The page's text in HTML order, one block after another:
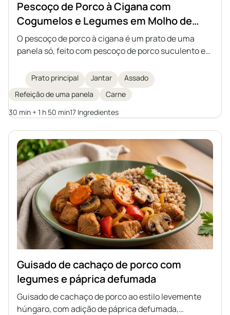
Pescoço de Porco à Cigana com
Cogumelos e Legumes em Molho de
Tomate
O pescoço de porco à cigana é um prato de uma
panela só, feito com pescoço de porco suculento e
conserva e pimentão em conserva, tudo cozido em
um molho de tomate aromático e levemente ácido.
Ideal para um almoço em família ou festa, servido
com nhoque, bolinhos de batata, trigo sarraceno ou
Prato principal Jantar
Assado
Refeição de uma panela
Carne
30 min + 1 h 50 min17 Ingredientes
Guisado de cachaço de porco com
legumes e páprica defumada
Guisado de cachaço de porco ao estilo levemente
húngaro, com adição de páprica defumada,